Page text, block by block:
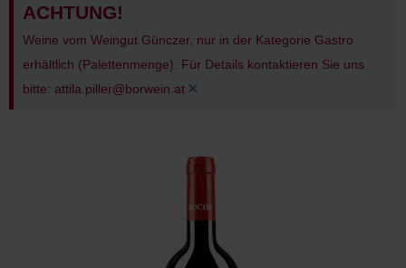
ACHTUNG!
Weine vom Weingut Günczer, nur in der Kategorie Gastro
erhältlich (Palettenmenge). Für Details kontaktieren Sie uns
bitte: attila.piller@borwein.at ×